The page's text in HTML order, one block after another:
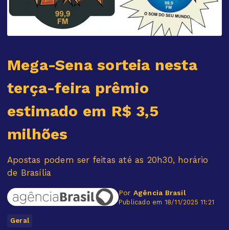
Mega-Sena sorteia nesta
terça-feira prêmio
estimado em R$ 3,5
milhões
Apostas podem ser feitas até as 20h30, horário
de Brasília
Por Agência Brasil
Publicado em 18/11/2025 11:21
Geral